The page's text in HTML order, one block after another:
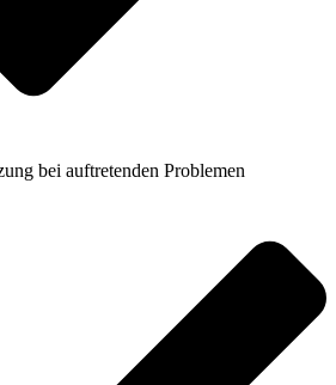
bei auftretenden Problemen